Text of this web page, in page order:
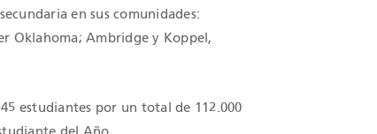
en sus comunidades:
Oklahoma; Ambridge y Koppel,
estudiantes por un total de 112.000